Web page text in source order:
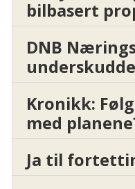
bilbasert
DNB
Kronikk:
med
Ja til